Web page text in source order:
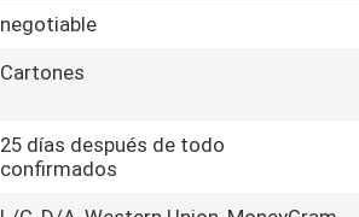
negotiable
Cartones
25 días después de todo
confirmados